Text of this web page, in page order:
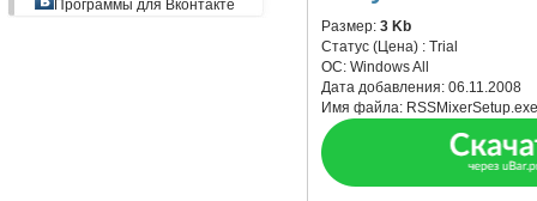
Программы для Вконтакте
Размер:3 Kb
Статус (Цена) :Trial
ОС:Windows All
Дата добавления:06.11.2008
Имя файла: